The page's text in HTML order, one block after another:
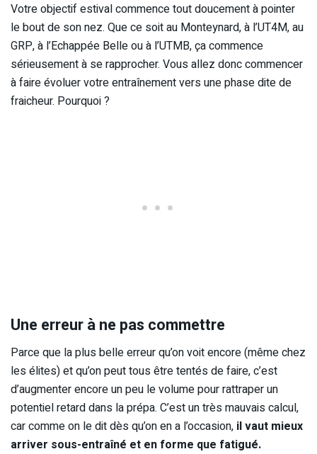
Votre objectif estival commence tout doucement à pointer
le bout de son nez. Que ce soit au Monteynard, à l’UT4M, au
GRP, à l’Echappée Belle ou à l’UTMB, ça commence
sérieusement à se rapprocher. Vous allez donc commencer
à faire évoluer votre entraînement vers une phase dite de
fraicheur. Pourquoi ?
Une erreur à ne pas commettre
Parce que la plus belle erreur qu’on voit encore (même chez
les élites) et qu’on peut tous être tentés de faire, c’est
d’augmenter encore un peu le volume pour rattraper un
potentiel retard dans la prépa. C’est un très mauvais calcul,
car comme on le dit dès qu’on en a l’occasion, il vaut mieux
arriver sous-entraîné et en forme que fatigué.